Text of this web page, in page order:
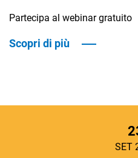
Partecipa al webinar gratuito
Scopri di più
SET